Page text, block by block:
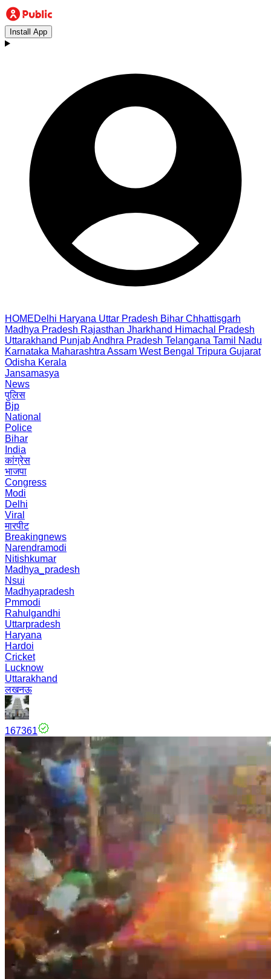
Install App
HOMEDelhi Haryana Uttar Pradesh Bihar Chhattisgarh
Madhya Pradesh Rajasthan Jharkhand Himachal Pradesh
Uttarakhand PunjabAndhra Pradesh Telangana Tamil Nadu
Karnataka Maharashtra Assam West Bengal Tripura Gujarat
Odisha Kerala
Jansamasya
News
पुलिस
Bjp
National
Police
Bihar
India
कांग्रेस
भाजपा
Congress
Modi
Delhi
Viral
मारपीट
Breakingnews
Narendramodi
Nitishkumar
Madhya_pradesh
Nsui
Madhyapradesh
Pmmodi
Rahulgandhi
Uttarpradesh
Haryana
Hardoi
Cricket
Lucknow
Uttarakhand
लखनऊ
167361